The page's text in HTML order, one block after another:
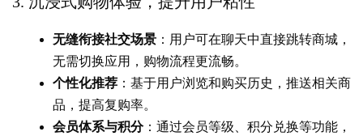
无缝衔接社交场景 ：用户可在聊天中直接跳转商城，
无需切换应用，购物流程更流畅。
个性化推荐 ：基于用户浏览和购买历史，推送相关商
品，提高复购率。
会员体系与积分：通过会员等级、积分兑换等功能，